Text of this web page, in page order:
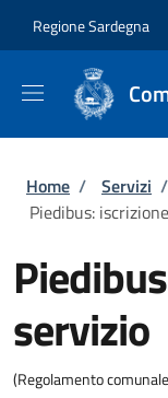
Regione Sardegna
Briciole
Home / Servizi /
Piedibus:
servizio
(Regolamento